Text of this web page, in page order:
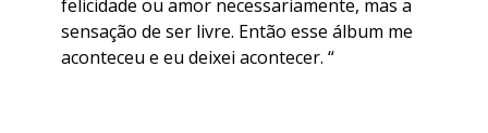
felicidade ou amor necessariamente, mas a
sensação de ser livre. Então esse álbum me
aconteceu e eu deixei acontecer. “